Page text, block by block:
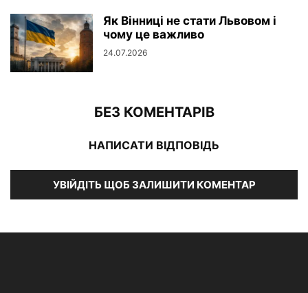
Як Вінниці не стати Львовом і
чому це важливо
24.07.2026
БЕЗ КОМЕНТАРІВ
НАПИСАТИ ВІДПОВІДЬ
УВІЙДІТЬ ЩОБ ЗАЛИШИТИ КОМЕНТАР